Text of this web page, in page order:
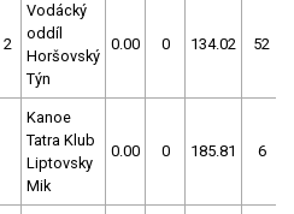
2
Vodácký
oddíl
Horšovský
Týn
0.00 0 134.02 52
Kanoe
Tatra Klub
Liptovsky
Mik
0.00 0 185.81 6